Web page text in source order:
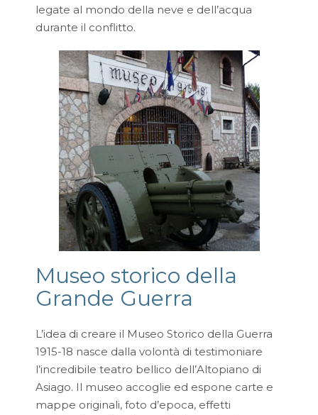
legate al mondo della neve e dell’acqua
durante il conflitto.
Museo storico della
Grande Guerra
L’idea di creare il Museo Storico della Guerra
1915-18 nasce dalla volontà di testimoniare
l’incredibile teatro bellico dell’Altopiano di
Asiago. Il museo accoglie ed espone carte e
mappe originali, foto d’epoca, effetti